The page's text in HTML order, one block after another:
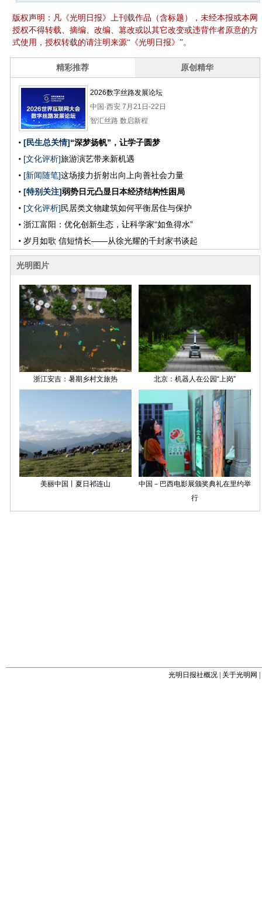
版权声明：凡《光明日报》上刊载作品（含标题），未经本报或本网
授权不得转载、摘编、改编、篡改或以其它改变或违背作者原意的方
式使用，授权转载的请注明来源“《光明日报》”。
光明日报社概况 关于光明网